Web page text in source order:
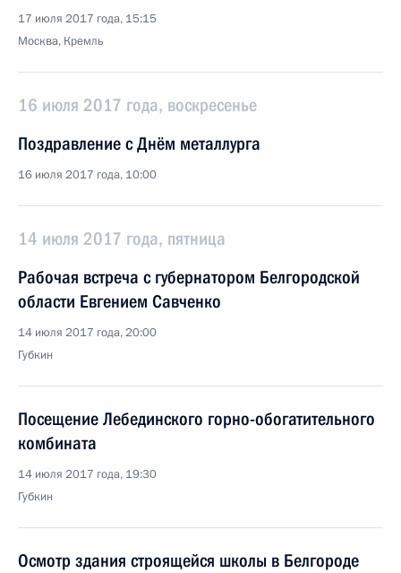
17 июля 2017 года, 15:15
Москва, Кремль
16 июля 2017 года, воскресенье
Поздравление с Днём металлурга
16 июля 2017 года, 10:00
14 июля 2017 года, пятница
Рабочая встреча с губернатором Белгородской
области Евгением Савченко
14 июля 2017 года, 20:00
Губкин
Посещение Лебединского горно-обогатительного
комбината
14 июля 2017 года, 19:30
Губкин
Осмотр здания строящейся школы в Белгороде